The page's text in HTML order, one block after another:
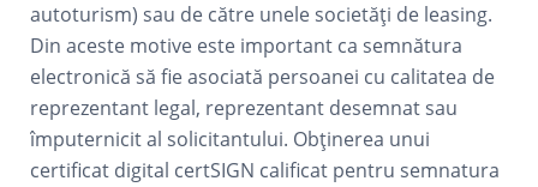
autoturism) sau de către unele societăți de leasing.
Din aceste motive este important ca semnătura
electronică să fie asociată persoanei cu calitatea de
reprezentant legal, reprezentant desemnat sau
împuternicit al solicitantului. Obținerea unui
certificat digital certSIGN calificat pentru semnatura